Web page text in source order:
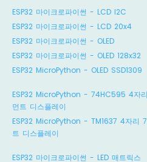
ESP32 마이크로파이썬 - LCD I2C
ESP32 마이크로파이썬 - LCD 20x4
ESP32 마이크로파이썬 - OLED
ESP32 마이크로파이썬 - OLED 128x32
ESP32 MicroPython - OLED SSD1309
ESP32 MicroPython - 74HC595 4자
먼트 디스플레이
ESP32 MicroPython - TM1637 4자리 7
트 디스플레이
ESP32 마이크로파이썬 - LED 매트릭스